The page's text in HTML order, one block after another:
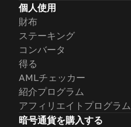
個人使用
財布
ステーキング
コンバータ
得る
AMLチェッカー
紹介プログラム
アフィリエイトプログラム
暗号通貨を購入する